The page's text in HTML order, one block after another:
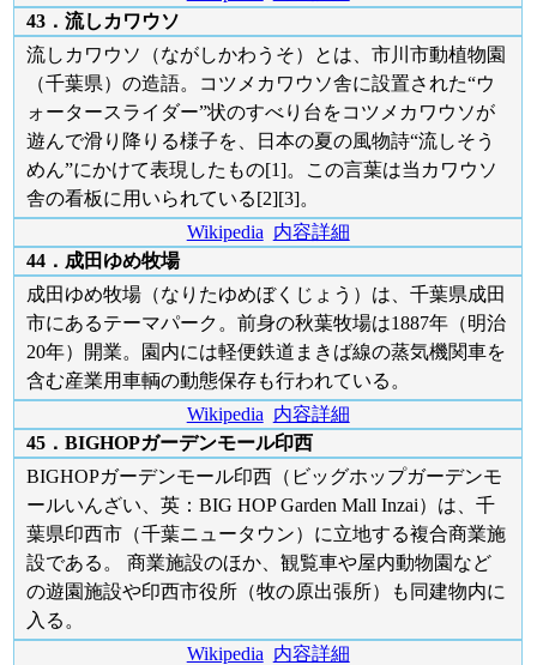
43．流しカワウソ
流しカワウソ（ながしかわうそ）とは、市川市動植物園
（千葉県）の造語。コツメカワウソ舎に設置された“ウ
ォータースライダー”状のすべり台をコツメカワウソが
遊んで滑り降りる様子を、日本の夏の風物詩“流しそう
めん”にかけて表現したもの[1]。この言葉は当カワウソ
舎の看板に用いられている[2][3]。
Wikipedia 内容詳細
44．成田ゆめ牧場
成田ゆめ牧場（なりたゆめぼくじょう）は、千葉県成田
市にあるテーマパーク。前身の秋葉牧場は1887年（明治
20年）開業。園内には軽便鉄道まきば線の蒸気機関車を
含む産業用車輌の動態保存も行われている。
Wikipedia 内容詳細
45．BIGHOPガーデンモール印西
BIGHOPガーデンモール印西（ビッグホップガーデンモ
ールいんざい、英：BIG HOP Garden Mall Inzai）は、千
葉県印西市（千葉ニュータウン）に立地する複合商業施
設である。 商業施設のほか、観覧車や屋内動物園など
の遊園施設や印西市役所（牧の原出張所）も同建物内に
入る。
Wikipedia 内容詳細